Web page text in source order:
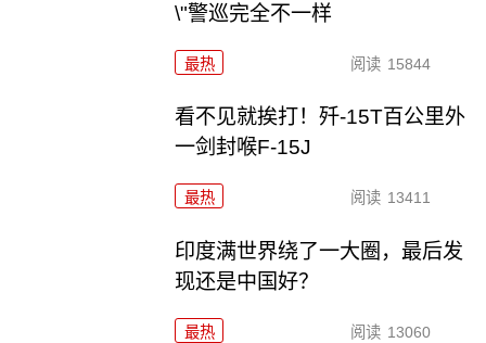
\"警巡完全不一样
最热 阅读 15844
看不见就挨打！歼-15T百公里外
一剑封喉F-15J
最热 阅读 13411
印度满世界绕了一大圈，最后发
现还是中国好？
最热 阅读 13060